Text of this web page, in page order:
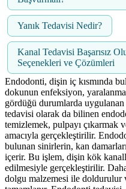
Yanık Tedavisi Nedir?
Kanal Tedavisi Başarısız
Seçenekleri ve Çözümleri
Endodonti, dişin iç kısmında
dokunun enfeksiyon,
gördüğü durumlarda
tedavisi olarak da bilinen
temizlemek, pulpayı çıkarmak
amacıyla gerçekleştirilir.
bulunan sinirlerin, kan
içerir. Bu işlem, dişin kök
edilmesiyle gerçekleştirilir.
dolgu malzemesi ile doldurulur